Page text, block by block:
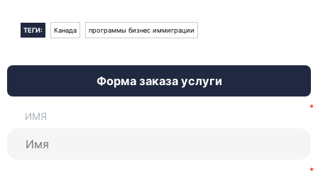
ТЕГИ: Канада программы бизнес иммиграции
Форма заказа услуги
ИМЯ